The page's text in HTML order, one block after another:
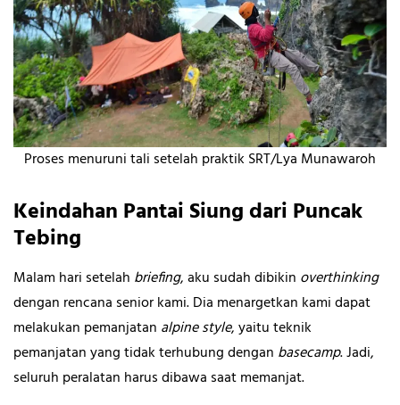
Proses menuruni tali setelah praktik SRT/Lya Munawaroh
Keindahan Pantai Siung dari Puncak
Tebing
Malam hari setelah briefing, aku sudah dibikin overthinking
dengan rencana senior kami. Dia menargetkan kami dapat
melakukan pemanjatan alpine style, yaitu teknik
pemanjatan yang tidak terhubung dengan basecamp. Jadi,
seluruh peralatan harus dibawa saat memanjat.